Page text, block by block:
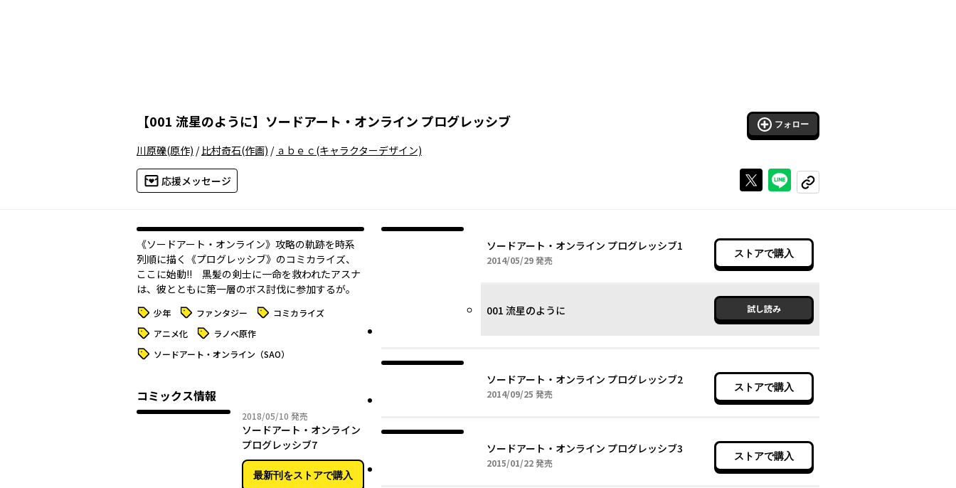
【001 流星のように】 ソードアート・オンライン プログレッシブ フォロー
川原礫(原作) /比村奇石(作画) / ａｂｅｃ (キャラクターデザイン)
応援メッセージ Xで投稿するラインでシェアする
コピーする
《ソードアート・オンライン》攻略の軌跡を時系
列順に描く《プログレッシブ》のコミカライズ、
ここに始動!! 黒髪の剣士に一命を救われたアスナ
は、彼とともに第一層のボス討伐に参加するが――。
タグ 少年 タグ ファンタジー タグ コミカライズ
タグ アニメ化 タグ ラノベ原作
タグ ソードアート・オンライン（SAO）
コミックス情報
2018/05/10 2018年05月10日
発売
ソードアート・オンライン
プログレッシブ7
最新刊をストアで購入
ソードアート・オンライン プログレッシブ1
2014/05/292014年05月29日
発売
ストアで購入
001 流星のように 試し読み
ソードアート・オンライン プログレッシブ2
2014/09/25 2014年09月25日
発売
ストアで購入
ソードアート・オンライン プログレッシブ3
2015/01/222015年01月22日
発売
ストアで購入